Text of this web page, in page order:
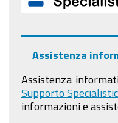
Assistenza
Assistenza
Supporto
informazioni e